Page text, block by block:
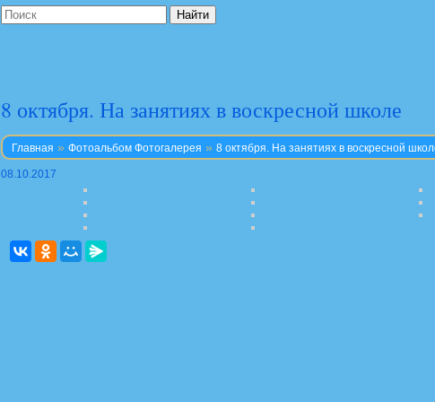
8 октября. На занятиях в воскресной школе
Главная » Фотоальбом Фотогалерея » 8 октября. На занятиях в воскресной
08.10.2017